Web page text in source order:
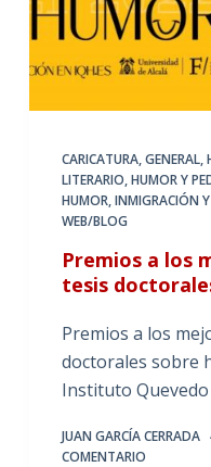
CARICATURA,GENERAL,
LITERARIO,HUMOR Y
HUMOR, INMIGRACIÓN
WEB/BLOG
Premios a los
tesis
Premios a los
doctorales sobre
Instituto
JUAN GARCÍA CERRADA
COMENTARIO